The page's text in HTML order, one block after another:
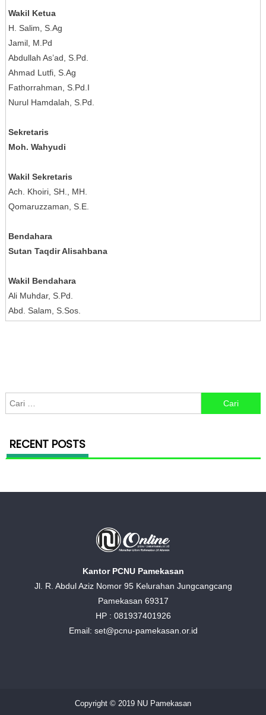
Wakil Ketua
H. Salim, S.Ag
Jamil, M.Pd
Abdullah As’ad, S.Pd.
Ahmad Lutfi, S.Ag
Fathorrahman, S.Pd.I
Nurul Hamdalah, S.Pd.
Sekretaris
Moh. Wahyudi
Wakil Sekretaris
Ach. Khoiri, SH., MH.
Qomaruzzaman, S.E.
Bendahara
Sutan Taqdir Alisahbana
Wakil Bendahara
Ali Muhdar, S.Pd.
Abd. Salam, S.Sos.
Cari untuk:
RECENT POSTS
Kantor PCNU Pamekasan
Jl. R. Abdul Aziz Nomor 95 Kelurahan Jungcangcang
Pamekasan 69317
HP : 081937401926
Email: set@pcnu-pamekasan.or.id
Copyright © 2019 NU Pamekasan